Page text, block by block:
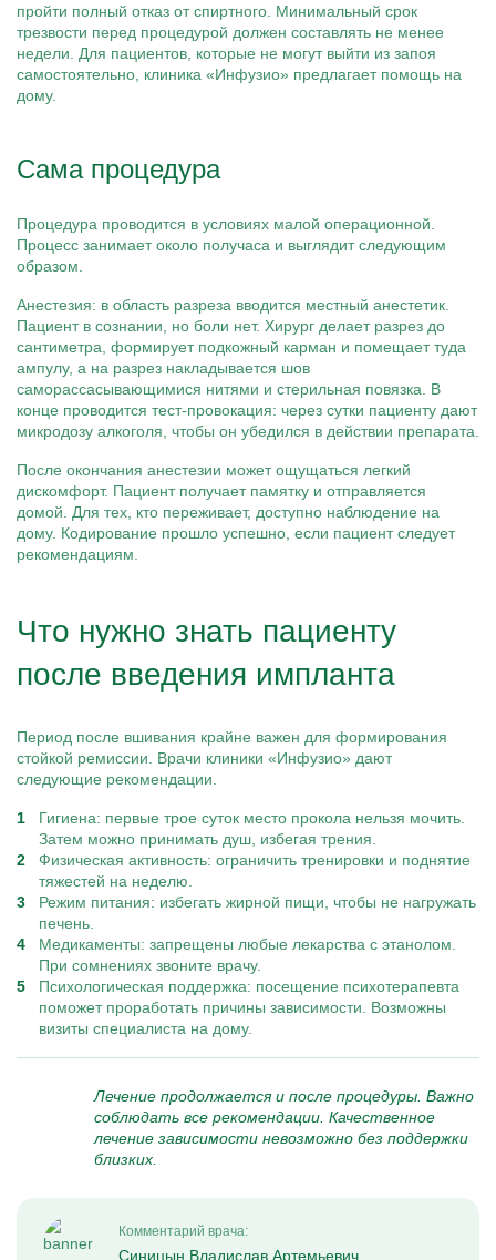
пройти полный отказ от спиртного. Минимальный срок
трезвости перед процедурой должен составлять не менее
недели. Для пациентов, которые не могут выйти из запоя
самостоятельно, клиника «Инфузио» предлагает помощь на
дому.
Сама процедура
Процедура проводится в условиях малой операционной.
Процесс занимает около получаса и выглядит следующим
образом.
Анестезия: в область разреза вводится местный анестетик.
Пациент в сознании, но боли нет. Хирург делает разрез до
сантиметра, формирует подкожный карман и помещает туда
ампулу, а на разрез накладывается шов
саморассасывающимися нитями и стерильная повязка. В
конце проводится тест-провокация: через сутки пациенту дают
микродозу алкоголя, чтобы он убедился в действии препарата.
После окончания анестезии может ощущаться легкий
дискомфорт. Пациент получает памятку и отправляется
домой. Для тех, кто переживает, доступно наблюдение на
дому. Кодирование прошло успешно, если пациент следует
рекомендациям.
Что нужно знать пациенту
после введения импланта
Период после вшивания крайне важен для формирования
стойкой ремиссии. Врачи клиники «Инфузио» дают
следующие рекомендации.
Гигиена: первые трое суток место прокола нельзя мочить.
Затем можно принимать душ, избегая трения.
Физическая активность: ограничить тренировки и поднятие
тяжестей на неделю.
Режим питания: избегать жирной пищи, чтобы не нагружать
печень.
Медикаменты: запрещены любые лекарства с этанолом.
При сомнениях звоните врачу.
Психологическая поддержка: посещение психотерапевта
поможет проработать причины зависимости. Возможны
визиты специалиста на дому.
Лечение продолжается и после процедуры. Важно
соблюдать все рекомендации. Качественное
лечение зависимости невозможно без поддержки
близких.
Комментарий врача:
Синицын Владислав Артемьевич